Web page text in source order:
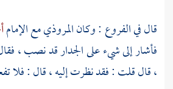
قال في الفروع : وكانالمروذيمع الإمام
فأشار إلى شيء على الجدار قد نصب ،
، قال قلت : فقد نظرت إليه ، قال : فلا